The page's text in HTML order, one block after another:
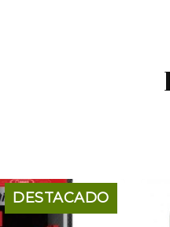
DESTACADO